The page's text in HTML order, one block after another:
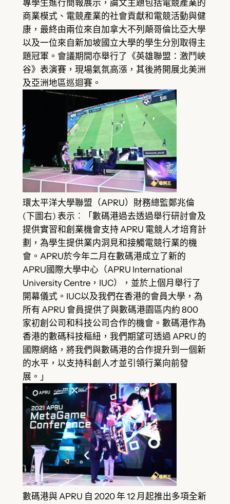
專學生進行簡報展示，論文主題包括電競產業的
商業模式、電競產業的社會貢獻和電競活動與健
康，最終由兩位來自加拿大不列顛哥倫比亞大學
以及一位來自新加坡國立大學的學生分別取得主
題冠軍。會議期間亦舉行了《英雄聯盟：激鬥峽
谷》表演賽，現場氣氛高漲，其後將開展北美洲
及亞洲地區巡迴賽。
環太平洋大學聯盟（APRU）財務總監鄭兆倫
(下圖右) 表示︰「數碼港過去透過舉行研討會及
提供實習和創業機會支持 APRU 電競人才培育計
劃，為學生提供業内洞見和接觸電競行業的機
會。APRU於今年二月在數碼港成立了新的
APRU國際大學中心（APRU International
University Centre，IUC），並於上個月舉行了
開幕儀式。IUC以及我們在香港的會員大學，為
所有 APRU 會員提供了與數碼港園區内約 800
家初創公司和科技公司合作的機會。數碼港作為
香港的數碼科技樞紐，我們期望可透過 APRU 的
國際網絡，將我們與數碼港的合作提升到一個新
的水平，以支持科創人才並引領行業向前發
展。」
數碼港與 APRU 自 2020 年 12 月起推出多項全新